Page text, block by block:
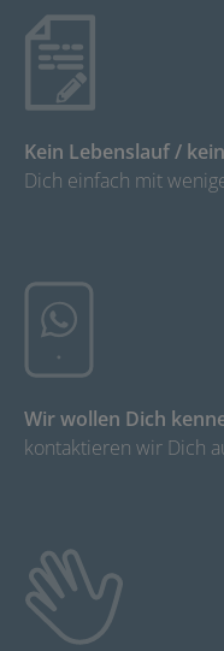
Kein Lebenslauf /
Dich einfach mit
Wir wollen Dich
kontaktieren wir Dich